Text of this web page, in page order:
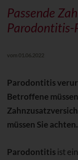
Passende
Parodontitis-
vom 01.06.2022
Parodontitis
Betroffene
müssen Sie achten.
Parodontitisist